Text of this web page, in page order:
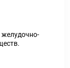
желудочно-